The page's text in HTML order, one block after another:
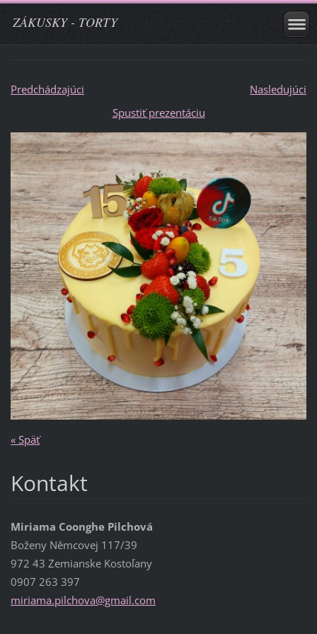
ZÁKUSKY - TORTY
Predchádzajúci
Nasledujúci
Spustiť prezentáciu
« Späť
Kontakt
Miriama Coonghe Pilchová
Boženy Němcovej 117/39
972 43 Zemianske Kostoľany
0907 263 397
miriama.pilchova@gmail.com